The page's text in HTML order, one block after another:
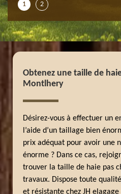
1 2
Obtenez une taille de
Montlhery
Désirez-vous à effectuer un
l’aide d’un taillage bien
prix adéquat pour avoir une
énorme ? Dans ce cas,
trouver la taille de haie pas
travaux. Dispose toute
et résistante chez JH